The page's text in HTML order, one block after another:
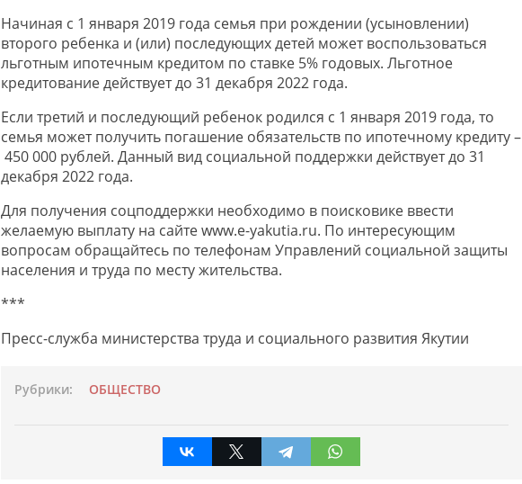
Начиная с 1 января 2019 года семья при рождении (усыновлении)
второго ребенка и (или) последующих детей может воспользоваться
льготным ипотечным кредитом по ставке 5% годовых. Льготное
кредитование действует до 31 декабря 2022 года.
Если третий и последующий ребенок родился с 1 января 2019 года, то
семья может получить погашение обязательств по ипотечному кредиту –
450 000 рублей. Данный вид социальной поддержки действует до 31
декабря 2022 года.
Для получения соцподдержки необходимо в поисковике ввести
желаемую выплату на сайте www.e-yakutia.ru. По интересующим
вопросам обращайтесь по телефонам Управлений социальной защиты
населения и труда по месту жительства.
***
Пресс-служба министерства труда и социального развития Якутии
Рубрики: ОБЩЕСТВО